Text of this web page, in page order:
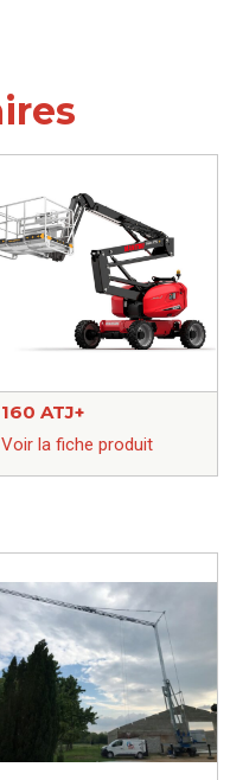
160 ATJ+
Voir la fiche produit